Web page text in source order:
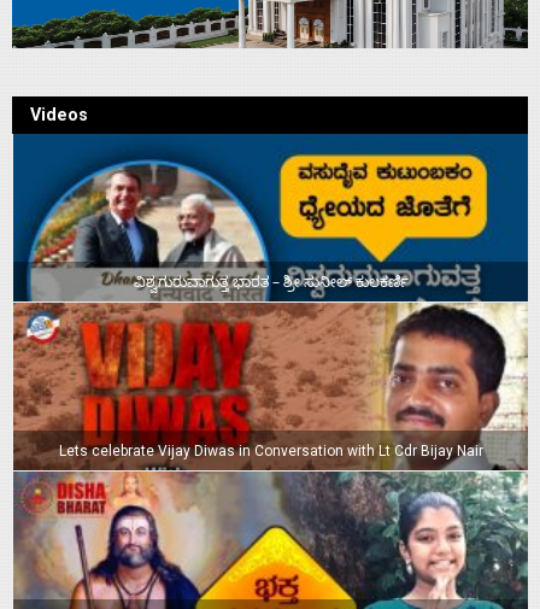
Videos
ವಿಶ್ವಗುರುವಾಗುತ್ತ ಭಾರತ – ಶ್ರೀ ಸುನೀಲ್‌ ಕುಲಕರ್ಣಿ
Lets celebrate Vijay Diwas in Conversation with Lt Cdr Bijay Nair